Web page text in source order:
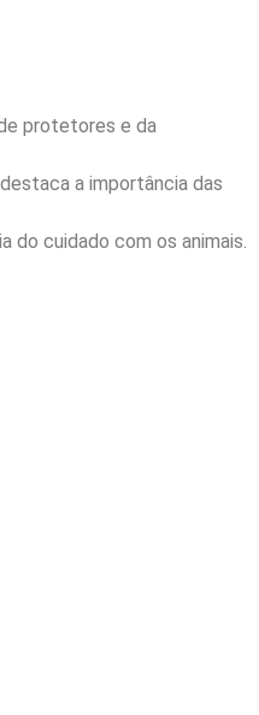
protetores e da
a importância das
do cuidado com os animais.